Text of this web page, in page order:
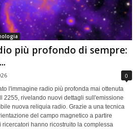
più profondo di sempre:
0
l'immagine radio più profonda mai ottenuta
2255, rivelando nuovi dettagli sull'emissione
nuova reliquia radio. Grazie a una tecnica
del campo magnetico a partire
hanno ricostruito la complessa